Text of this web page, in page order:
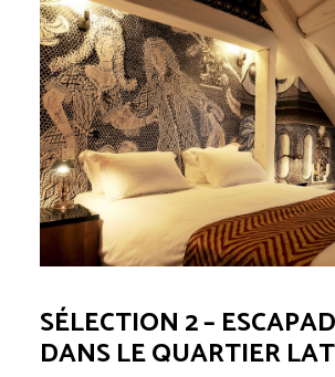
SÉLECTION 2 –
DANS LE QUARTIER